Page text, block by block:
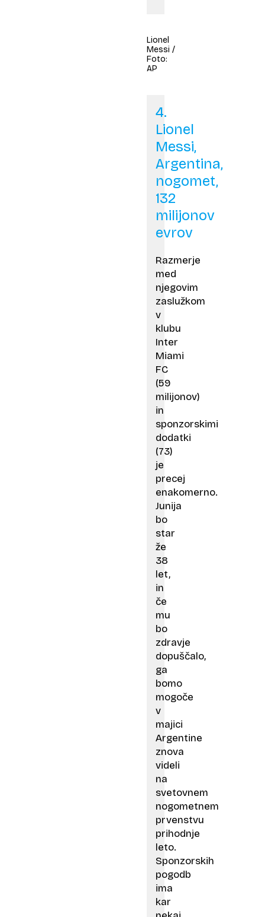
Lionel
Messi /
Foto:
AP
4.
Lionel
Messi,
Argentina,
nogomet,
132
milijonov
evrov
Razmerje
med
njegovim
zaslužkom
v
klubu
Inter
Miami
FC
(59
milijonov)
in
sponzorskimi
dodatki
(73)
je
precej
enakomerno.
Junija
bo
star
že
38
let,
in
če
mu
bo
zdravje
dopuščalo,
ga
bomo
mogoče
v
majici
Argentine
znova
videli
na
svetovnem
nogometnem
prvenstvu
prihodnje
leto.
Sponzorskih
pogodb
ima
kar